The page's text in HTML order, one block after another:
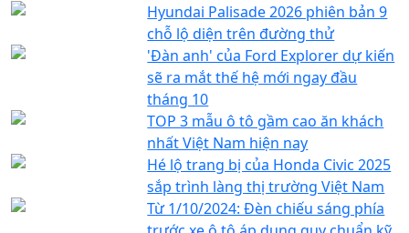
Hyundai Palisade 2026 phiên bản 9
chỗ lộ diện trên đường thử
'Đàn anh' của Ford Explorer dự kiến
sẽ ra mắt thế hệ mới ngay đầu
tháng 10
TOP 3 mẫu ô tô gầm cao ăn khách
nhất Việt Nam hiện nay
Hé lộ trang bị của Honda Civic 2025
sắp trình làng thị trường Việt Nam
Từ 1/10/2024: Đèn chiếu sáng phía